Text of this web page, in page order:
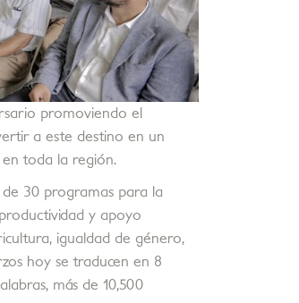
promoviendo el
a este destino en un
en toda la región.
de 30 programas para la
y apoyo
igualdad de género,
hoy se traducen en 8
más de 10,500